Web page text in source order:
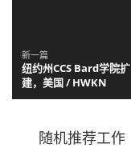
新一篇
纽约州CCS Bard学院扩
建，美国 / HWKN
随机推荐工作